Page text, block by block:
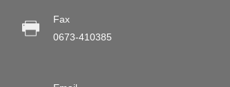
Fax
0673-410385